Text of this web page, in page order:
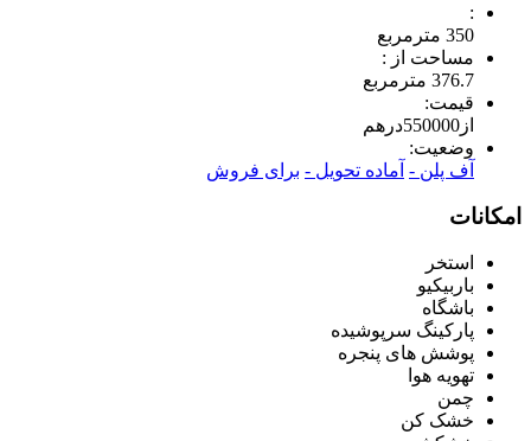
:
350 مترمربع
مساحت از :
376.7 مترمربع
قیمت:
از 550000درهم
وضعیت:
آف پلن - آماده تحویل - برای فروش
امکانات
استخر
باربیکیو
باشگاه
پارکینگ سرپوشیده
پوشش های پنجره
تهویه هوا
چمن
خشک کن